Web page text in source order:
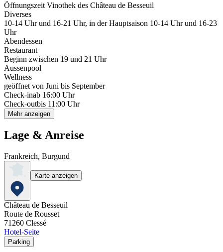
Öffnungszeit Vinothek des Château de Besseuil
Diverses
10-14 Uhr und 16-21 Uhr, in der Hauptsaison 10-14 Uhr und 16-23
Uhr
Abendessen
Restaurant
Beginn zwischen 19 und 21 Uhr
Aussenpool
Wellness
geöffnet von Juni bis September
Check-inab 16:00 Uhr
Check-outbis 11:00 Uhr
Mehr anzeigen
Lage & Anreise
Frankreich, Burgund
Karte anzeigen
Château de Besseuil
Route de Rousset
71260 Clessé
Hotel-Seite
Parking